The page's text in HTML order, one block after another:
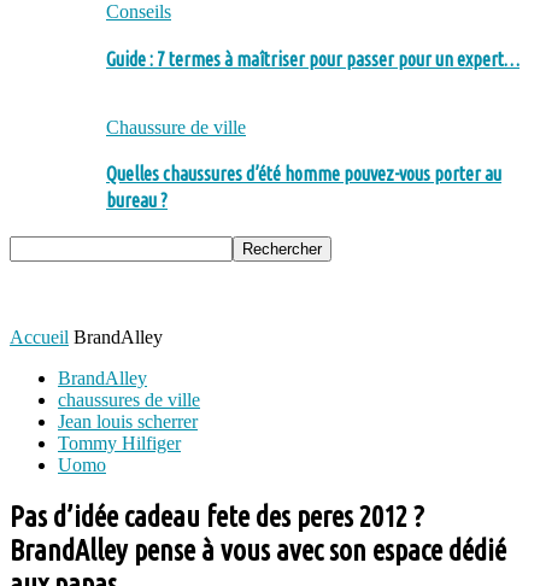
Conseils
Guide : 7 termes à maîtriser pour passer pour un expert…
Chaussure de ville
Quelles chaussures d’été homme pouvez-vous porter au
bureau ?
Accueil BrandAlley
BrandAlley
chaussures de ville
Jean louis scherrer
Tommy Hilfiger
Uomo
Pas d’idée cadeau fete des peres 2012 ?
BrandAlley pense à vous avec son espace dédié